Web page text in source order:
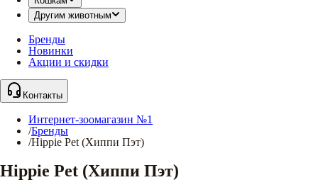
Другим животным
Бренды
Новинки
Акции и скидки
Контакты
Интернет-зоомагазин №1
/Бренды
/Hippie Pet (Хиппи Пэт)
Hippie Pet (Хиппи Пэт)